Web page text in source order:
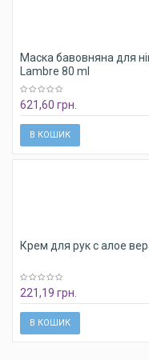
Маска бавовняна для
Lambre 80 ml
621,60 грн.
В КОШИК
Крем для рук с алое
221,19 грн.
В КОШИК